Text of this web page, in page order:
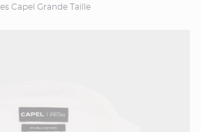
Capel Grande Taille